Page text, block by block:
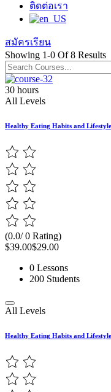
ติดต่อเรา
สมัครเรียน
Showing 1-0 Of8 Results
30 hours
All Levels
Healthy Eating Habits and
(0.0/ 0 Rating)
$39.00$29.00
0 Lessons
200 Students
All Levels
Healthy Eating Habits and